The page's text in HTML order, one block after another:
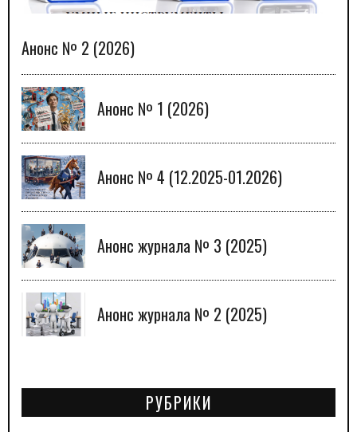
Анонс № 2 (2026)
Анонс № 1 (2026)
Анонс № 4 (12.2025-01.2026)
Анонс журнала № 3 (2025)
Анонс журнала № 2 (2025)
РУБРИКИ